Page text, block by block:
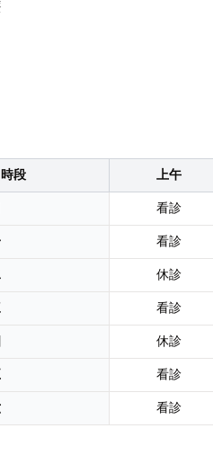
段 上午
看診
看診
休診
看診
休診
看診
看診